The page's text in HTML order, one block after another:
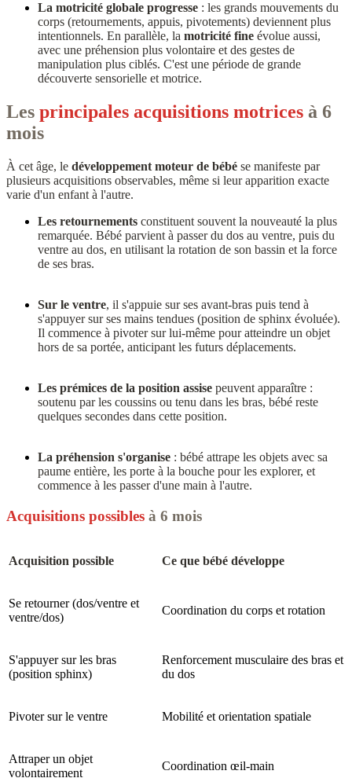
La motricité globale progresse : les grands mouvements du
corps (retournements, appuis, pivotements) deviennent plus
intentionnels. En parallèle, la motricité fine évolue aussi,
avec une préhension plus volontaire et des gestes de
manipulation plus ciblés. C'est une période de grande
découverte sensorielle et motrice.
Les principales acquisitions motrices à 6
mois
À cet âge, le développement moteur de bébé se manifeste par
plusieurs acquisitions observables, même si leur apparition exacte
varie d'un enfant à l'autre.
Les retournements constituent souvent la nouveauté la plus
remarquée. Bébé parvient à passer du dos au ventre, puis du
ventre au dos, en utilisant la rotation de son bassin et la force
de ses bras.
Sur le ventre, il s'appuie sur ses avant-bras puis tend à
s'appuyer sur ses mains tendues (position de sphinx évoluée).
Il commence à pivoter sur lui-même pour atteindre un objet
hors de sa portée, anticipant les futurs déplacements.
Les prémices de la position assise peuvent apparaître :
soutenu par les coussins ou tenu dans les bras, bébé reste
quelques secondes dans cette position.
La préhension s'organise : bébé attrape les objets avec sa
paume entière, les porte à la bouche pour les explorer, et
commence à les passer d'une main à l'autre.
Acquisitions possibles à 6 mois
Acquisition possible Ce que bébé développe
Se retourner (dos/ventre et
ventre/dos)
Coordination du corps et rotation
S'appuyer sur les bras
(position sphinx)
Renforcement musculaire des bras et
du dos
Pivoter sur le ventre Mobilité et orientation spatiale
Attraper un objet
volontairement
Coordination œil-main